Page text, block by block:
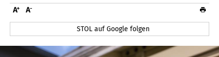
STOL auf Google folgen